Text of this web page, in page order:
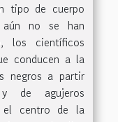
tipo de cuerpo
no se han
los científicos
conducen a la
negros a partir
de agujeros
el centro de la